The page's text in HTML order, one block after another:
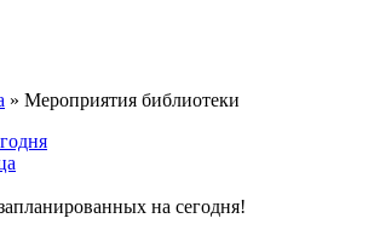
» Мероприятия библиотеки
на сегодня!